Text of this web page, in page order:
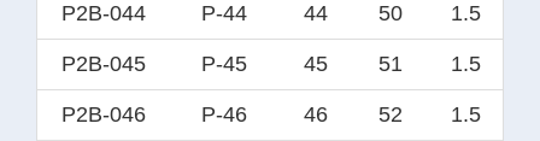
P2B-044 P-44 44 50 1.5
P2B-045 P-45 45 51 1.5
P2B-046 P-46 46 52 1.5